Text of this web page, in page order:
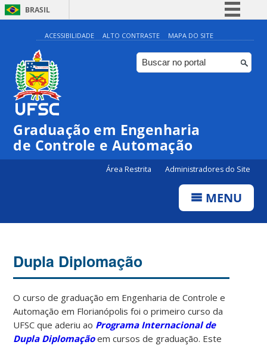
BRASIL
Simplifique!
Comunica BR
Participe
Canais
ACESSIBILIDADE ALTO CONTRASTE MAPA DO SITE
Graduação em Engenharia
de Controle e Automação
Área Restrita Administradores do Site
MENU
Dupla Diplomação
O curso de graduação em Engenharia de Controle e
Automação em Florianópolis foi o primeiro curso da
UFSC que aderiu ao Programa Internacional de
Dupla Diplomaçãoem cursos de graduação. Este